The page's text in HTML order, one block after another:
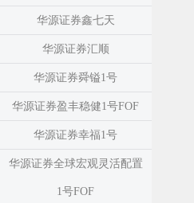
华源证券鑫七天
华源证券汇顺
华源证券舜镒1号
华源证券盈丰稳健1号FOF
华源证券幸福1号
华源证券全球宏观灵活配置
1号FOF